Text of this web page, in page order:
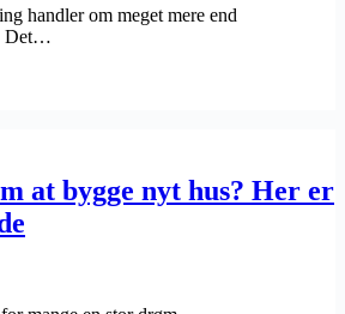
handler om meget mere end
Det…
at bygge nyt hus? Her er